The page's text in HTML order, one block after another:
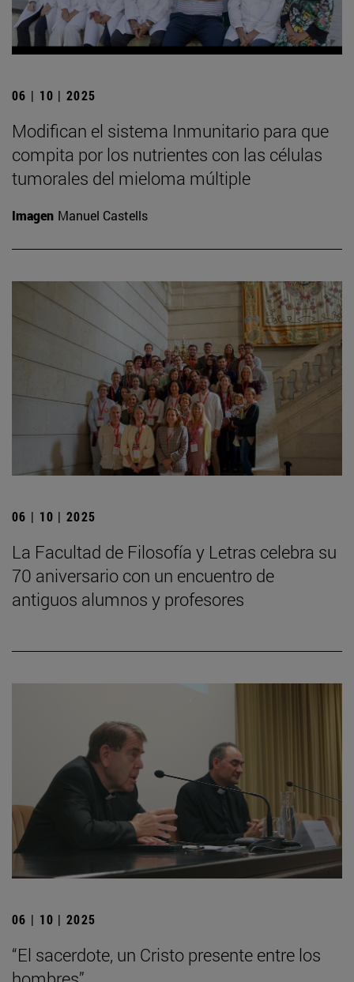
06 | 10 | 2025
Modifican el sistema Inmunitario para que
compita por los nutrientes con las células
tumorales del mieloma múltiple
Imagen Manuel Castells
06 | 10 | 2025
La Facultad de Filosofía y Letras celebra su
70 aniversario con un encuentro de
antiguos alumnos y profesores
06 | 10 | 2025
“El sacerdote, un Cristo presente entre los